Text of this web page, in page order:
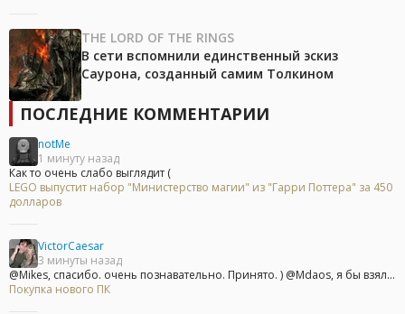
THE LORD OF THE RINGS
В сети вспомнили единственный эскиз
Саурона, созданный самим Толкином
ПОСЛЕДНИЕ КОММЕНТАРИИ
notMe
1 минуту назад
Как то очень слабо выглядит (
LEGO выпустит набор "Министерство магии" из "Гарри Поттера" за 450
долларов
VictorCaesar
3 минуты назад
@Mikes, спасибо. очень познавательно. Принято. ) @Mdaos, я бы взял...
Покупка нового ПК